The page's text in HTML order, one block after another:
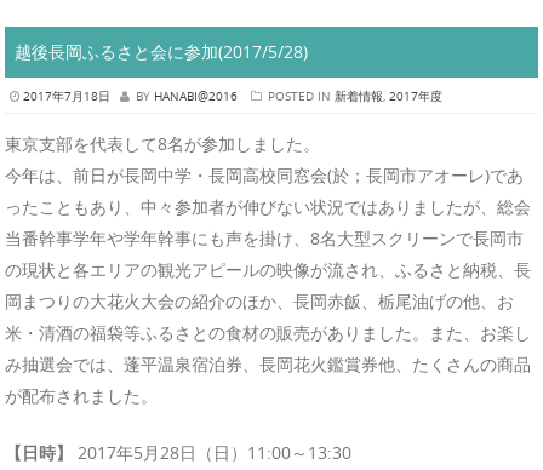
越後長岡ふるさと会に参加(2017/5/28)
2017年7月18日 BY HANABI@2016 POSTED IN 新着情報, 2017年度
東京支部を代表して8名が参加しました。
今年は、前日が長岡中学・長岡高校同窓会(於；長岡市アオーレ)であ
ったこともあり、中々参加者が伸びない状況ではありましたが、総会
当番幹事学年や学年幹事にも声を掛け、8名大型スクリーンで長岡市
の現状と各エリアの観光アピールの映像が流され、ふるさと納税、長
岡まつりの大花火大会の紹介のほか、長岡赤飯、栃尾油げの他、お
米・清酒の福袋等ふるさとの食材の販売がありました。また、お楽し
み抽選会では、蓬平温泉宿泊券、長岡花火鑑賞券他、たくさんの商品
が配布されました。
【日時】
2017年5月28日（日）11:00～13:30